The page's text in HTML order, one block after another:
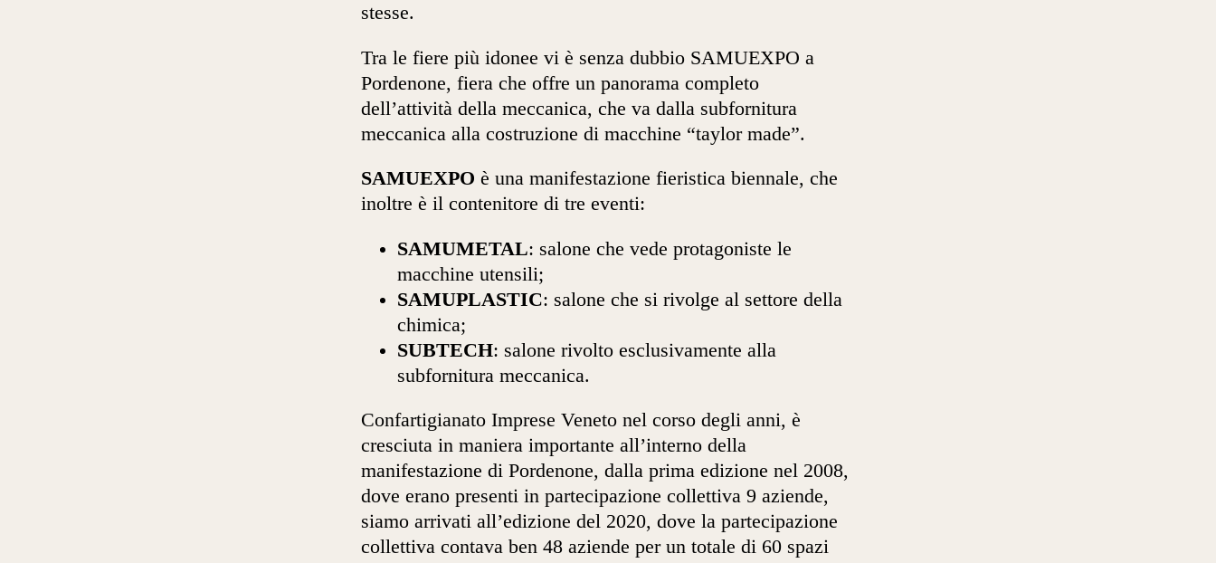
stesse.
Tra le fiere più idonee vi è senza dubbio SAMUEXPO a
Pordenone, fiera che offre un panorama completo
dell’attività della meccanica, che va dalla subfornitura
meccanica alla costruzione di macchine “taylor made”.
SAMUEXPO è una manifestazione fieristica biennale, che
inoltre è il contenitore di tre eventi:
SAMUMETAL: salone che vede protagoniste le
macchine utensili;
SAMUPLASTIC: salone che si rivolge al settore della
chimica;
SUBTECH: salone rivolto esclusivamente alla
subfornitura meccanica.
Confartigianato Imprese Veneto nel corso degli anni, è
cresciuta in maniera importante all’interno della
manifestazione di Pordenone, dalla prima edizione nel 2008,
dove erano presenti in partecipazione collettiva 9 aziende,
siamo arrivati all’edizione del 2020, dove la partecipazione
collettiva contava ben 48 aziende per un totale di 60 spazi